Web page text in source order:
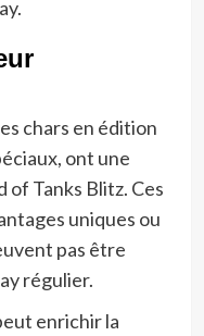
chars en édition
ont une
Tanks Blitz. Ces
uniques ou
pas être
régulier.
enrichir la